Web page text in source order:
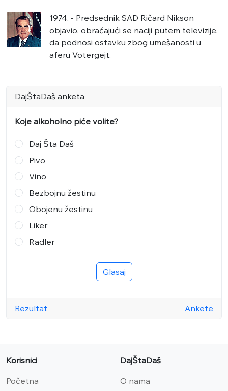
1974. - Predsednik SAD Ričard Nikson
objavio, obraćajući se naciji putem televizije,
da podnosi ostavku zbog umešanosti u
aferu Votergejt.
DajŠtaDaš anketa
Koje alkoholno piće volite?
Daj Šta Daš
Pivo
Vino
Bezbojnu žestinu
Obojenu žestinu
Liker
Radler
Glasaj
Rezultat Ankete
Korisnici
Početna
DajŠtaDaš
O nama